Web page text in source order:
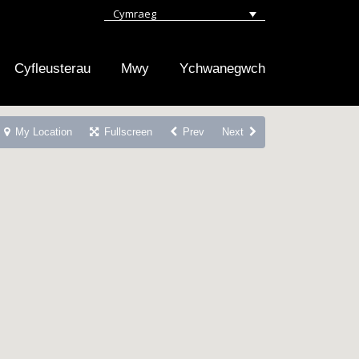
Cymraeg
Cyfleusterau Mwy Ychwanegwch
My Location Fullscreen Prev Next